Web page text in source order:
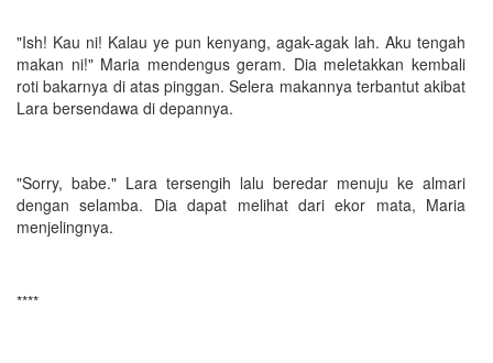
"Ish! Kau ni! Kalau ye pun kenyang, agak-agak lah. Aku tengah
makan ni!" Maria mendengus geram. Dia meletakkan kembali
roti bakarnya di atas pinggan. Selera makannya terbantut akibat
Lara bersendawa di depannya.
"Sorry, babe." Lara tersengih lalu beredar menuju ke almari
dengan selamba. Dia dapat melihat dari ekor mata, Maria
menjelingnya.
****